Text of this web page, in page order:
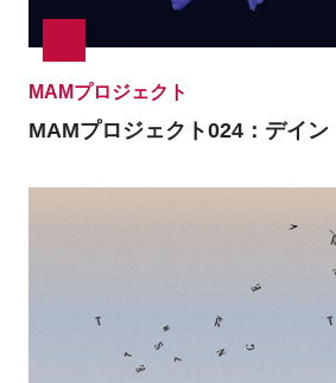
MAMプロジェクト
MAMプロジェクト024： デイン